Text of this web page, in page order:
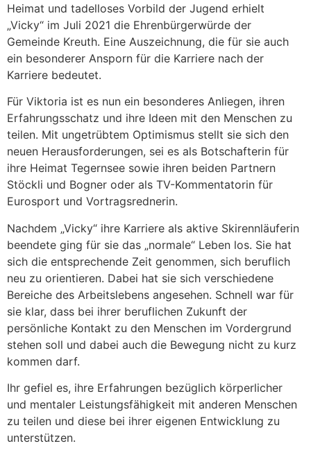
Heimat und tadelloses Vorbild der Jugend erhielt
„Vicky“ im Juli 2021 die Ehrenbürgerwürde der
Gemeinde Kreuth. Eine Auszeichnung, die für sie auch
ein besonderer Ansporn für die Karriere nach der
Karriere bedeutet.
Für Viktoria ist es nun ein besonderes Anliegen, ihren
Erfahrungsschatz und ihre Ideen mit den Menschen zu
teilen. Mit ungetrübtem Optimismus stellt sie sich den
neuen Herausforderungen, sei es als Botschafterin für
ihre Heimat Tegernsee sowie ihren beiden Partnern
Stöckli und Bogner oder als TV-Kommentatorin für
Eurosport und Vortragsrednerin.
Nachdem „Vicky“ ihre Karriere als aktive Skirennläuferin
beendete ging für sie das „normale“ Leben los. Sie hat
sich die entsprechende Zeit genommen, sich beruflich
neu zu orientieren. Dabei hat sie sich verschiedene
Bereiche des Arbeitslebens angesehen. Schnell war für
sie klar, dass bei ihrer beruflichen Zukunft der
persönliche Kontakt zu den Menschen im Vordergrund
stehen soll und dabei auch die Bewegung nicht zu kurz
kommen darf.
Ihr gefiel es, ihre Erfahrungen bezüglich körperlicher
und mentaler Leistungsfähigkeit mit anderen Menschen
zu teilen und diese bei ihrer eigenen Entwicklung zu
unterstützen.